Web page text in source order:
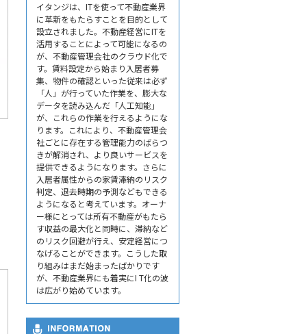
イタンジは、ITを使って不動産業界
に革新をもたらすことを目的として
設立されました。不動産経営にITを
活用することによって可能になるの
が、不動産管理会社のクラウド化で
す。賃料設定から始まり入居者募
集、物件の確認といった従来は必ず
「人」が行っていた作業を、膨大な
データを読み込んだ「人工知能」
が、これらの作業を行えるようにな
ります。これにより、不動産管理会
社ごとに存在する管理能力のばらつ
きが解消され、より良いサービスを
提供できるようになります。さらに
入居者属性からの家賃滞納のリスク
判定、退去時期の予測などもできる
ようになると考えています。オーナ
ー様にとっては所有不動産がもたら
す収益の最大化と同時に、滞納など
のリスク回避が行え、安定経営につ
なげることができます。こうした取
り組みはまだ始まったばかりです
が、不動産業界にも着実にI T化の波
は広がり始めています。